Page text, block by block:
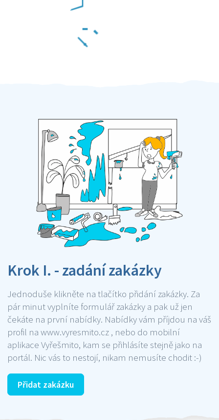
Krok I. - zadání zakázky
Jednoduše klikněte na tlačítko přidání zakázky. Za
pár minut vyplníte formulář zakázky a pak už jen
čekáte na první nabídky. Nabídky vám příjdou na váš
profil na www.vyresmito.cz , nebo do mobilní
aplikace Vyřešmito, kam se přihlásíte stejně jako na
portál. Nic vás to nestojí, nikam nemusíte chodit :-)
Přidat zakázku